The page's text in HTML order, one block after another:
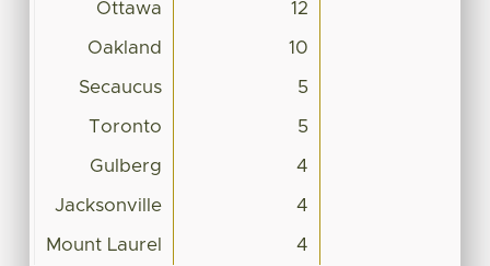
Ottawa 12
Oakland 10
Secaucus 5
Toronto 5
Gulberg 4
Jacksonville 4
Mount Laurel 4